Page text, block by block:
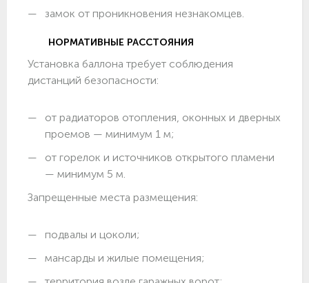
замок от проникновения незнакомцев.
НОРМАТИВНЫЕ РАССТОЯНИЯ
Установка баллона требует соблюдения
дистанций безопасности:
от радиаторов отопления, оконных и дверных
проемов — минимум 1 м;
от горелок и источников открытого пламени
— минимум 5 м.
Запрещенные места размещения:
подвалы и цоколи;
мансарды и жилые помещения;